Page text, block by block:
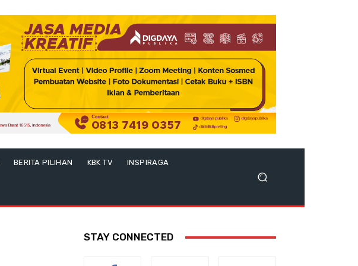
BERITA PILIHAN KBK TV INSPIRAGA
STAY CONNECTED